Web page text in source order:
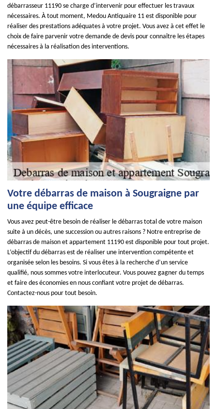
débarrasseur 11190 se charge d’intervenir pour effectuer les travaux
nécessaires. À tout moment, Medou Antiquaire 11 est disponible pour
réaliser des prestations adéquates à votre projet. Vous avez à cet effet le
choix de faire parvenir votre demande de devis pour connaître les étapes
nécessaires à la réalisation des interventions.
Votre débarras de maison à Sougraigne par
une équipe efficace
Vous avez peut-être besoin de réaliser le débarras total de votre maison
suite à un décès, une succession ou autres raisons ? Notre entreprise de
débarras de maison et appartement 11190 est disponible pour tout projet.
L’objectif du débarras est de réaliser une intervention compétente et
organisée selon les besoins. Si vous êtes à la recherche d’un service
qualifié, nous sommes votre interlocuteur. Vous pouvez gagner du temps
et faire des économies en nous confiant votre projet de débarras.
Contactez-nous pour tout besoin.